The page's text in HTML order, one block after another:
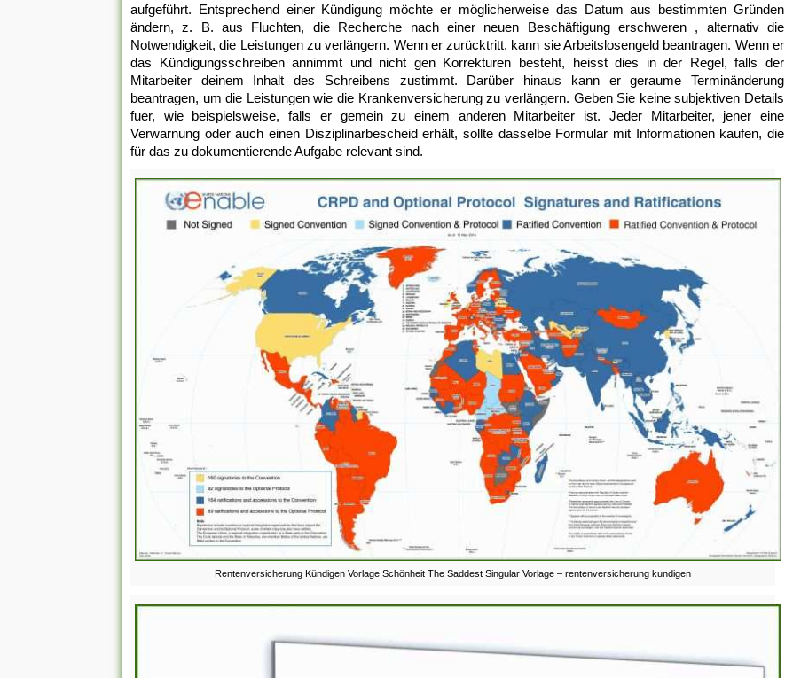
aufgeführt. Entsprechend einer Kündigung möchte er möglicherweise das Datum aus bestimmten Gründen
ändern, z. B. aus Fluchten, die Recherche nach einer neuen Beschäftigung erschweren , alternativ die
Notwendigkeit, die Leistungen zu verlängern. Wenn er zurücktritt, kann sie Arbeitslosengeld beantragen. Wenn er
das Kündigungsschreiben annimmt und nicht gen Korrekturen besteht, heisst dies in der Regel, falls der
Mitarbeiter deinem Inhalt des Schreibens zustimmt. Darüber hinaus kann er geraume Terminänderung
beantragen, um die Leistungen wie die Krankenversicherung zu verlängern. Geben Sie keine subjektiven Details
fuer, wie beispielsweise, falls er gemein zu einem anderen Mitarbeiter ist. Jeder Mitarbeiter, jener eine
Verwarnung oder auch einen Disziplinarbescheid erhält, sollte dasselbe Formular mit Informationen kaufen, die
für das zu dokumentierende Aufgabe relevant sind.
Rentenversicherung Kündigen Vorlage Schönheit The Saddest Singular Vorlage – rentenversicherung kundigen